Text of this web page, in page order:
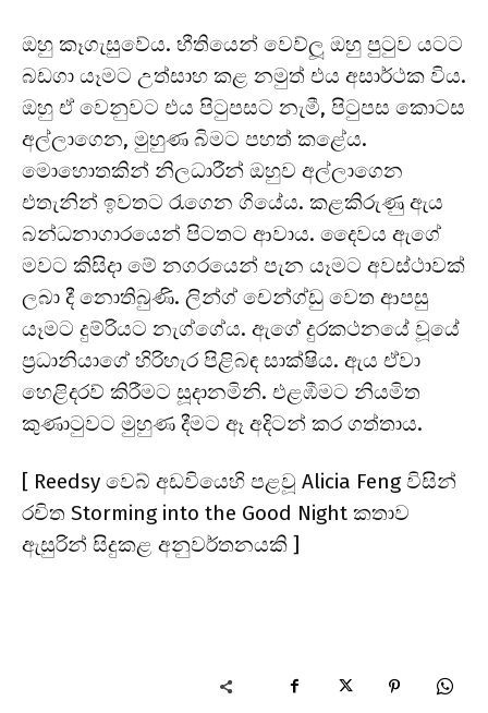
ඔහු කෑගැසුවේය. භීතියෙන් වෙව්ලූ ඔහු පුටුව යටට
බඩගා යෑමට උත්සාහ කළ නමුත් එය අසාර්ථක විය.
ඔහු ඒ වෙනුවට එය පිටුපසට නැමී, පිටුපස කොටස
අල්ලාගෙන, මුහුණ බිමට පහත් කළේය.
මොහොතකින් නිලධාරීන් ඔහුව අල්ලාගෙන
එතැනින් ඉවතට රැගෙන ගියේය. කළකිරුණු ඇය
බන්ධනාගාරයෙන් පිටතට ආවාය. දෛවය ඇගේ
මවට කිසිදා මේ නගරයෙන් පැන යෑමට අවස්ථාවක්
ලබා දී නොතිබුණි. ලින්ග් චෙන්ග්ඩු වෙත ආපසු
යෑමට දුම්රියට නැග්ගේය. ඇගේ දුරකථනයේ වූයේ
ප්‍රධානියාගේ හිරිහැර පිළිබඳ සාක්ෂිය. ඇය ඒවා
හෙළිදරව් කිරීමට සූදානමිනි. එළඹීමට නියමිත
කුණාටුවට මුහුණ දීමට ඈ අදිටන් කර ගත්තාය.
[ Reedsy වෙබ් අඩවියෙහි පළවූ Alicia Feng විසින්
රචිත Storming into the Good Night කතාව
ඇසුරින් සිදුකළ අනුවර්තනයකි ]